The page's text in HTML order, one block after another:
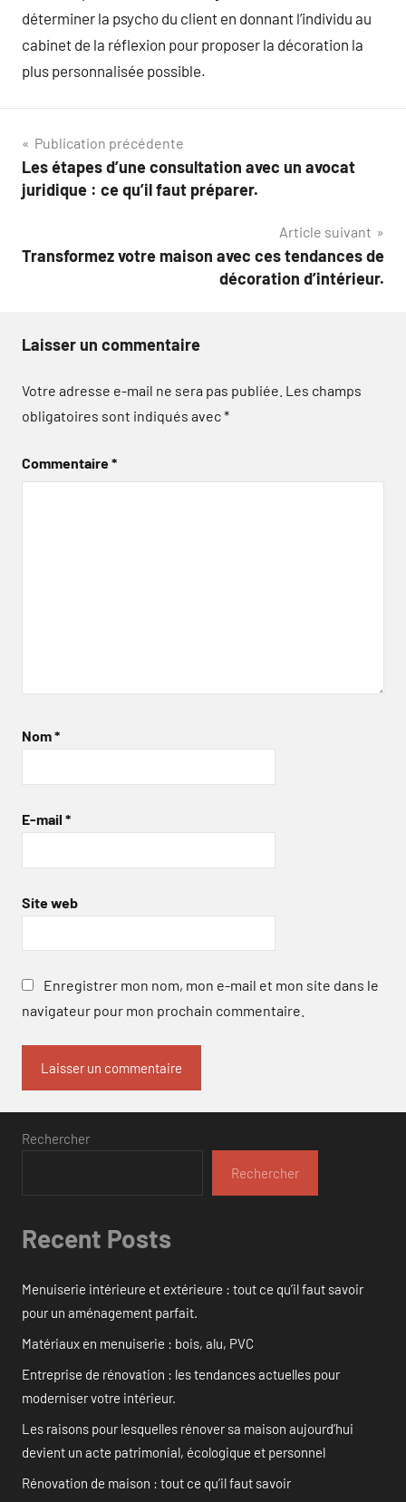
déterminer la psycho du client en donnant l’individu au
cabinet de la réflexion pour proposer la décoration la
plus personnalisée possible.
Navigation
de
Publication précédente
Les étapes d’une consultation avec un avocat
juridique : ce qu’il faut préparer.
Article suivant
Transformez votre maison avec ces tendances de
décoration d’intérieur.
Laisser un commentaire
Votre adresse e-mail ne sera pas publiée. Les champs
obligatoires sont indiqués avec*
Commentaire*
Nom*
E-mail *
Site web
Enregistrer mon nom, mon e-mail et mon site dans le
navigateur pour mon prochain commentaire.
Rechercher
Rechercher
Recent Posts
Menuiserie intérieure et extérieure : tout ce qu’il faut savoir
pour un aménagement parfait.
Matériaux en menuiserie : bois, alu, PVC
Entreprise de rénovation : les tendances actuelles pour
moderniser votre intérieur.
Les raisons pour lesquelles rénover sa maison aujourd’hui
devient un acte patrimonial, écologique et personnel
Rénovation de maison : tout ce qu’il faut savoir